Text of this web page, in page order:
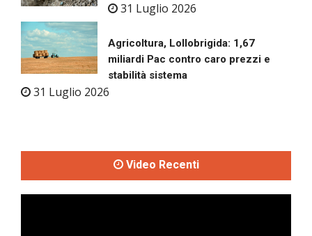
31 Luglio 2026
Agricoltura, Lollobrigida: 1,67
miliardi Pac contro caro prezzi e
stabilità sistema
31 Luglio 2026
Video Recenti